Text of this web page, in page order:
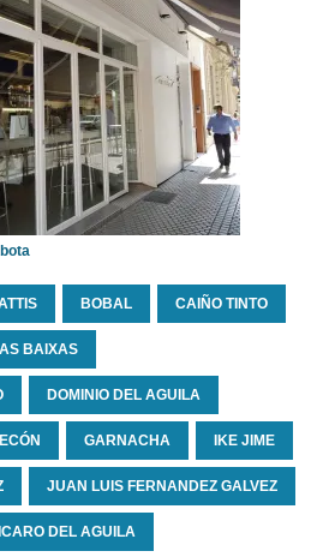
BOBAL CAIÑO TINTO
BAIXAS
DOMINIO DEL AGUILA
GARNACHA IKE JIME
JUAN LUIS FERNANDEZ GALVEZ
DEL AGUILA